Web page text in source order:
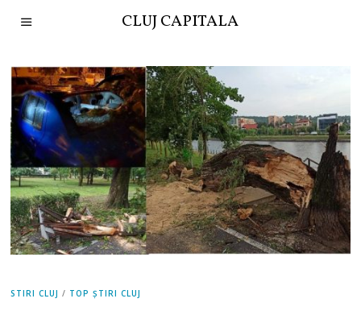
CLUJ CAPITALA
STIRI CLUJ / TOP ȘTIRI CLUJ